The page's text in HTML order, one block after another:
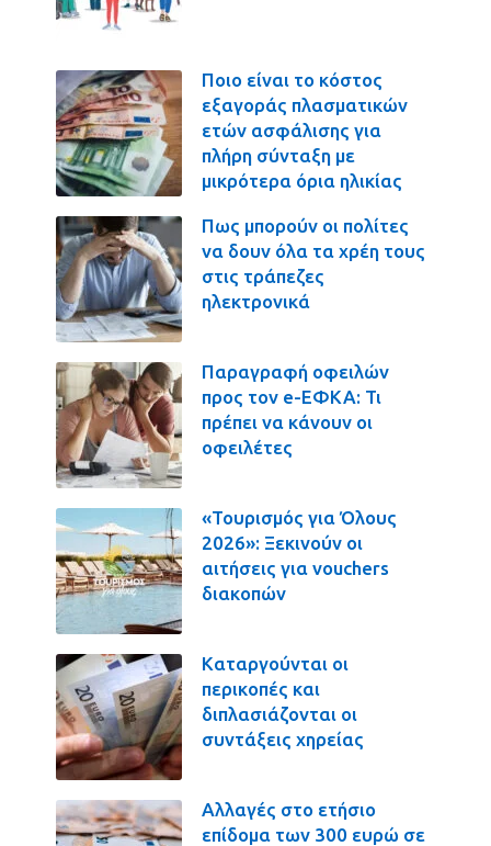
Ποιο είναι το κόστος
εξαγοράς πλασματικών
ετών ασφάλισης για
πλήρη σύνταξη με
μικρότερα όρια ηλικίας
Πως μπορούν οι πολίτες
να δουν όλα τα χρέη τους
στις τράπεζες
ηλεκτρονικά
Παραγραφή οφειλών
προς τον e-ΕΦΚΑ: Τι
πρέπει να κάνουν οι
οφειλέτες
«Τουρισμός για Όλους
2026»: Ξεκινούν οι
αιτήσεις για vouchers
διακοπών
Καταργούνται οι
περικοπές και
διπλασιάζονται οι
συντάξεις χηρείας
Αλλαγές στο ετήσιο
επίδομα των 300 ευρώ σε